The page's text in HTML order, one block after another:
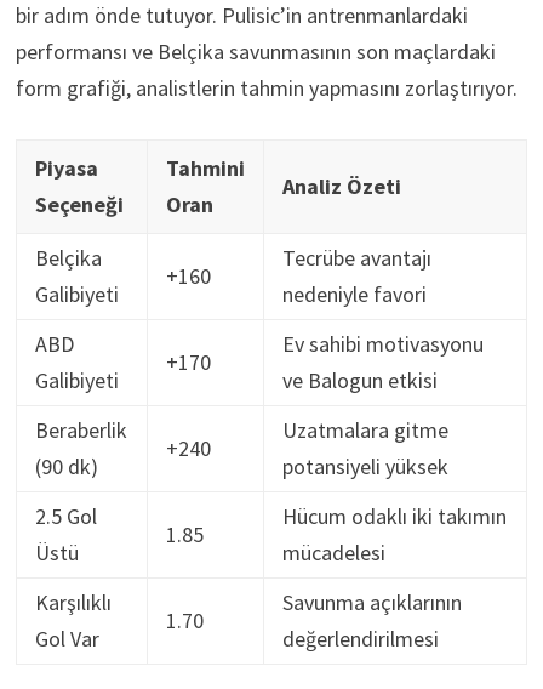
bir adım önde tutuyor. Pulisic’in antrenmanlardaki
performansı ve Belçika savunmasının son maçlardaki
form grafiği, analistlerin tahmin yapmasını zorlaştırıyor.
Piyasa
Seçeneği
Tahmini
Oran
Analiz Özeti
Belçika
Galibiyeti
+160
Tecrübe avantajı
nedeniyle favori
ABD
Galibiyeti
+170
Ev sahibi motivasyonu
ve Balogun etkisi
Beraberlik
(90 dk)
+240
Uzatmalara gitme
potansiyeli yüksek
2.5 Gol
Üstü
1.85
Hücum odaklı iki takımın
mücadelesi
Karşılıklı
Gol Var
1.70
Savunma açıklarının
değerlendirilmesi